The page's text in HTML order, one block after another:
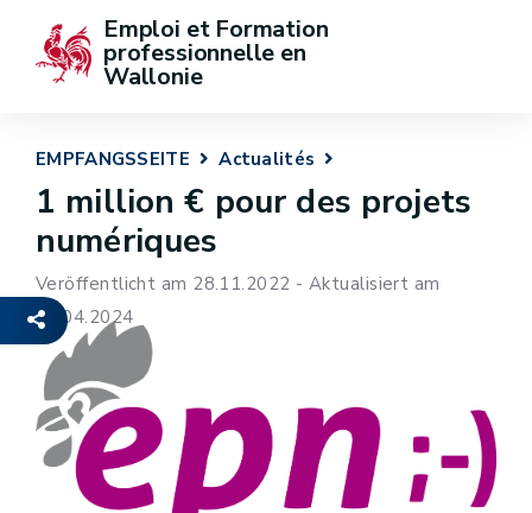
Emploi et Formation
professionnelle en
Wallonie
EMPFANGSSEITE Actualités
1 million € pour des projets
numériques
Veröffentlicht am 28.11.2022 - Aktualisiert am
24.04.2024